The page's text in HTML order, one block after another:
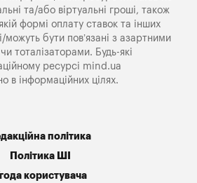
та/або віртуальні гроші, також
формі оплату ставок та інших
можуть бути пов’язані з азартними
тоталізаторами. Будь-які
ресурсі mind.ua
в інформаційних цілях.
політика
Політика ШІ
користувача